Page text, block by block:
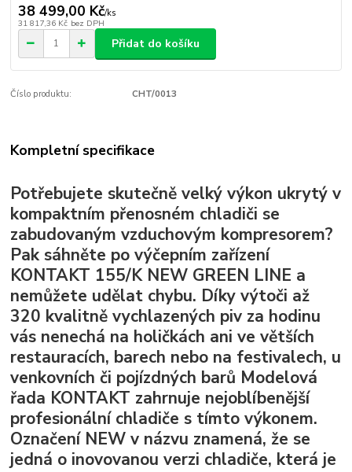
38 499,00 Kč/ks
31 817,36 Kč bez DPH
Přidat do košíku
Číslo produktu: CHT/0013
Kompletní specifikace
Potřebujete skutečně velký výkon ukrytý v
kompaktním přenosném chladiči se
zabudovaným vzduchovým kompresorem?
Pak sáhněte po výčepním zařízení
KONTAKT 155/K NEW GREEN LINE a
nemůžete udělat chybu. Díky výtoči až
320 kvalitně vychlazených piv za hodinu
vás nenechá na holičkách ani ve větších
restauracích, barech nebo na festivalech, u
venkovních či pojízdných barů Modelová
řada KONTAKT zahrnuje nejoblíbenější
profesionální chladiče s tímto výkonem.
Označení NEW v názvu znamená, že se
jedná o inovovanou verzi chladiče, která je